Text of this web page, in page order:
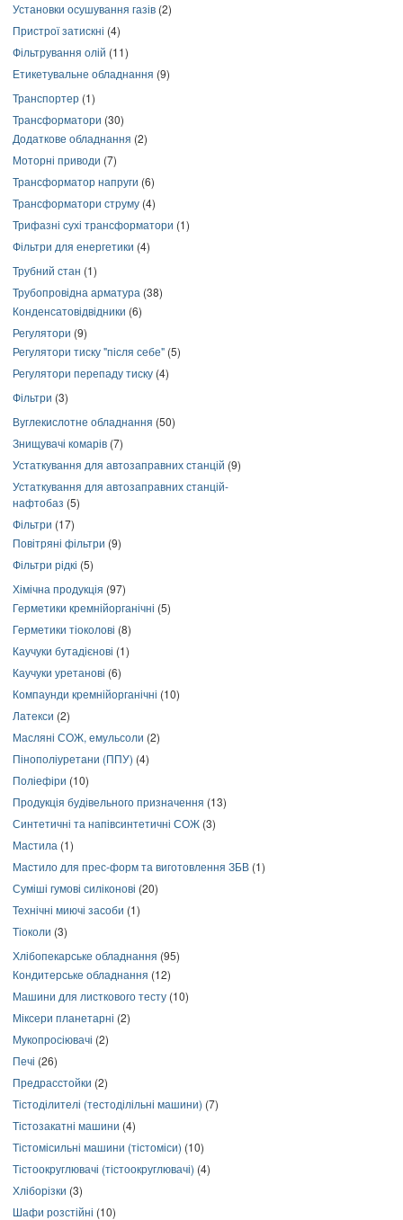
Установки осушування газів (2)
Пристрої затискні (4)
Фільтрування олій (11)
Етикетувальне обладнання (9)
Транспортер (1)
Трансформатори (30)
Додаткове обладнання (2)
Моторні приводи (7)
Трансформатор напруги (6)
Трансформатори струму (4)
Трифазні сухі трансформатори (1)
Фільтри для енергетики (4)
Трубний стан (1)
Трубопровідна арматура (38)
Конденсатовідвідники (6)
Регулятори (9)
Регулятори тиску "після себе" (5)
Регулятори перепаду тиску (4)
Фільтри (3)
Вуглекислотне обладнання (50)
Знищувачі комарів (7)
Устаткування для автозаправних станцій (9)
Устаткування для автозаправних станцій-
нафтобаз (5)
Фільтри (17)
Повітряні фільтри (9)
Фільтри рідкі (5)
Хімічна продукція (97)
Герметики кремнійорганічні (5)
Герметики тіоколові (8)
Каучуки бутадієнові (1)
Каучуки уретанові (6)
Компаунди кремнійорганічні (10)
Латекси (2)
Масляні СОЖ, емульсоли (2)
Пінополіуретани (ППУ) (4)
Поліефіри (10)
Продукція будівельного призначення (13)
Синтетичні та напівсинтетичні СОЖ (3)
Мастила (1)
Мастило для прес-форм та виготовлення ЗБВ (1)
Суміші гумові силіконові (20)
Технічні миючі засоби (1)
Тіоколи (3)
Хлібопекарське обладнання (95)
Кондитерське обладнання (12)
Машини для листкового тесту (10)
Міксери планетарні (2)
Мукопросіювачі (2)
Печі (26)
Предрасстойки (2)
Тістоділителі (тестоділільні машини) (7)
Тістозакатні машини (4)
Тістомісильні машини (тістоміси) (10)
Тістоокруглювачі (тістоокруглювачі) (4)
Хліборізки (3)
Шафи розстійні (10)